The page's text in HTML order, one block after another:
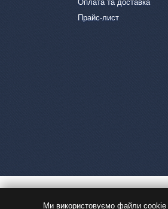
Оплата та доставка
Прайс-лист
Ми використовуємо файли cookie